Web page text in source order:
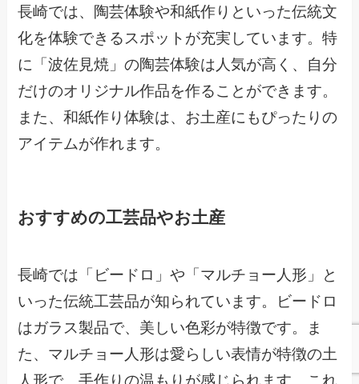
長崎では、陶芸体験や和紙作りといった伝統文
化を体験できるスポットが充実しています。特
に「波佐見焼」の陶芸体験は人気が高く、自分
だけのオリジナル作品を作ることができます。
また、和紙作り体験は、お土産にもぴったりの
アイテムが作れます。
おすすめの工芸品やお土産
長崎では「ビードロ」や「マルチョー人形」と
いった伝統工芸品が知られています。ビードロ
はガラス製品で、美しい色彩が特徴です。ま
た、マルチョー人形は愛らしい表情が特徴の土
人形で、手作りの温もりが感じられます。これ